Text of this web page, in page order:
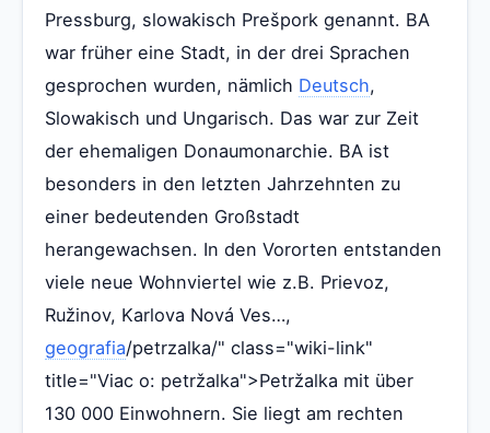
Pressburg, slowakisch Prešpork genannt. BA
war früher eine Stadt, in der drei Sprachen
gesprochen wurden, nämlich Deutsch,
Slowakisch und Ungarisch. Das war zur Zeit
der ehemaligen Donaumonarchie. BA ist
besonders in den letzten Jahrzehnten zu
einer bedeutenden Großstadt
herangewachsen. In den Vororten entstanden
viele neue Wohnviertel wie z.B. Prievoz,
Ružinov, Karlova Nová Ves…,
geografia/petrzalka/" class="wiki-link"
title="Viac o: petržalka">Petržalka mit über
130 000 Einwohnern. Sie liegt am rechten